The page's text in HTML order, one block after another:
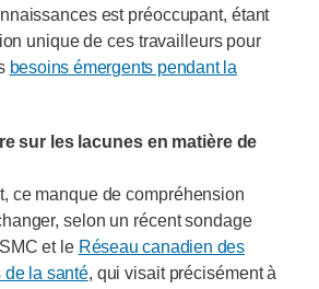
est préoccupant, étant
unique de ces travailleurs pour
besoins émergents pendant la
sur les lacunes en matière de
ce manque de compréhension
selon un récent sondage
et le Réseau canadien des
de la santé, qui visait précisément à